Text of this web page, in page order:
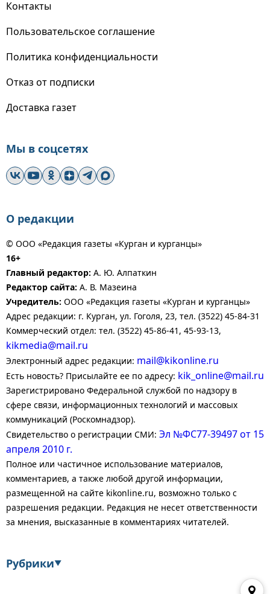
Контакты
Пользовательское соглашение
Политика конфиденциальности
Отказ от подписки
Доставка газет
Мы в соцсетях
О редакции
© ООО «Редакция газеты «Курган и курганцы»
16+
Главный редактор: А. Ю. Алпаткин
Редактор сайта: А. В. Мазеина
Учредитель: ООО «Редакция газеты «Курган и курганцы»
Адрес редакции: г. Курган, ул. Гоголя, 23, тел. (3522) 45-84-31
Коммерческий отдел: тел. (3522) 45-86-41, 45-93-13,
kikmedia@mail.ru
Электронный адрес редакции: mail@kikonline.ru
Есть новость? Присылайте ее по адресу: kik_online@mail.ru
Зарегистрировано Федеральной службой по надзору в
сфере связи, информационных технологий и массовых
коммуникаций (Роскомнадзор).
Свидетельство о регистрации СМИ: Эл №ФС77-39497 от 15
апреля 2010 г.
Полное или частичное использование материалов,
комментариев, а также любой другой информации,
размещенной на сайте kikonline.ru, возможно только с
разрешения редакции. Редакция не несет ответственности
за мнения, высказанные в комментариях читателей.
Рубрики▼